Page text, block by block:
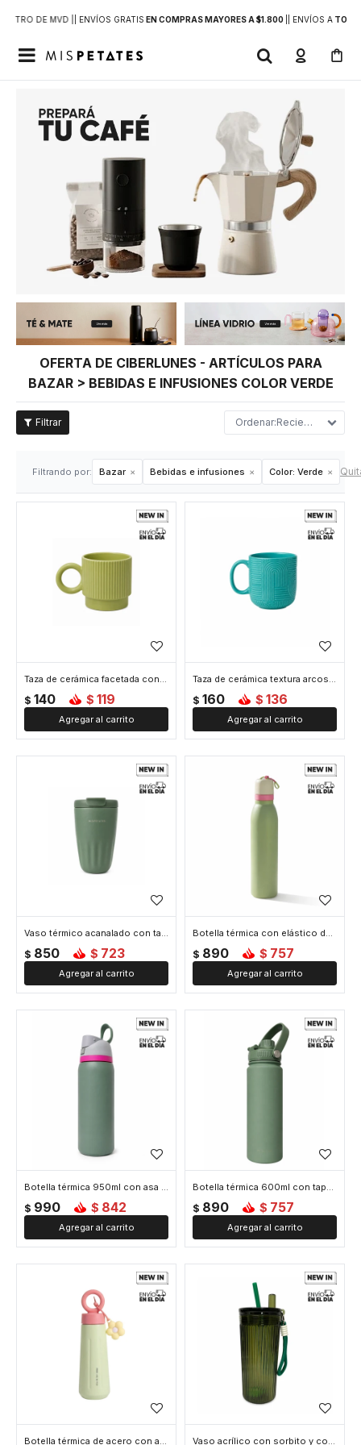
DE MVD | | ENVÍOS GRATIS EN COMPRAS MAYORES A $1.800 | ENVÍOS ATODO

OFERTA DE CIBERLUNES - ARTÍCULOS PARA
BAZAR > BEBIDAS E INFUSIONES COLOR VERDE
Recientes
Filtrando por: Bazar Bebidas e infusiones Color: Verde
Taza de cerámica facetada con asa circular - Verde
$ 140 $ 119
Taza de cerámica textura arcos - Verde
$ 160 $ 136
Vaso térmico acanalado con tapa 450ml - Verde
$ 850 $ 723
Botella térmica con elástico de agarre 700ml - Verde
$ 890 $ 757
Botella térmica 950ml con asa - Verde
$ 990 $ 842
Botella térmica 600ml con tapa rosca y asa - Verde
$ 890 $ 757
Botella térmica de acero con asa y colgante de flor 450ml - Verde Vaso acrílico con sorbito y colgante flor 750ml - Verde